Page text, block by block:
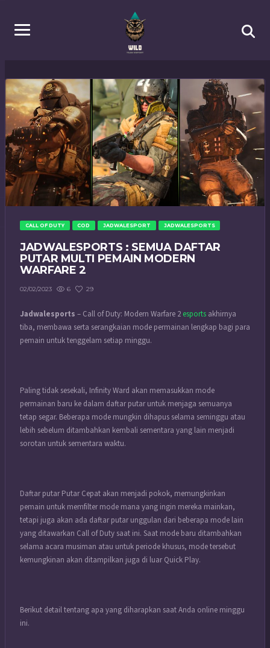
CALL OF DUTY COD JADWALESPORT JADWALESPORTS
JADWALESPORTS : SEMUA DAFTAR
PUTAR MULTI PEMAIN MODERN
WARFARE 2
02/02/2023 6 29
Jadwalesports – Call of Duty: Modern Warfare 2 esports akhirnya
tiba, membawa serta serangkaian mode permainan lengkap bagi para
pemain untuk tenggelam setiap minggu.
Paling tidak sesekali, Infinity Ward akan memasukkan mode
permainan baru ke dalam daftar putar untuk menjaga semuanya
tetap segar. Beberapa mode mungkin dihapus selama seminggu atau
lebih sebelum ditambahkan kembali sementara yang lain menjadi
sorotan untuk sementara waktu.
Daftar putar Putar Cepat akan menjadi pokok, memungkinkan
pemain untuk memfilter mode mana yang ingin mereka mainkan,
tetapi juga akan ada daftar putar unggulan dari beberapa mode lain
yang ditawarkan Call of Duty saat ini. Saat mode baru ditambahkan
selama acara musiman atau untuk periode khusus, mode tersebut
kemungkinan akan ditampilkan juga di luar Quick Play.
Berikut detail tentang apa yang diharapkan saat Anda online minggu
ini.